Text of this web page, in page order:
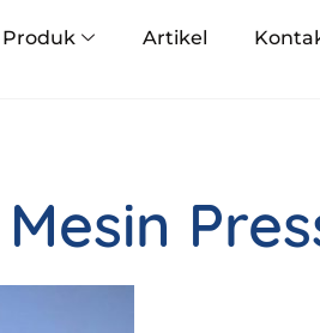
Produk Artikel